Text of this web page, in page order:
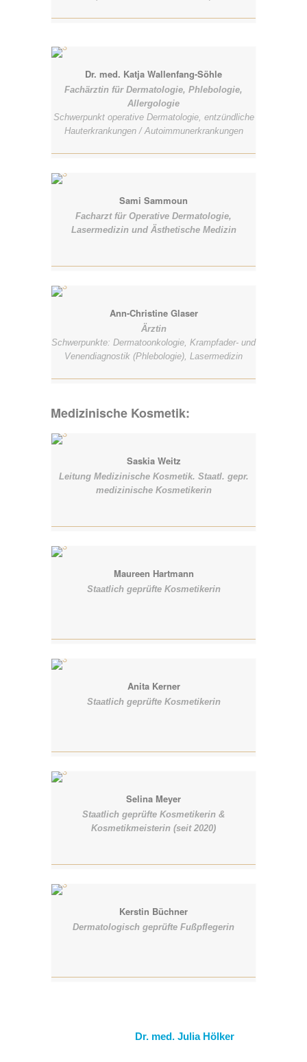
Dr. med. Katja Wallenfang-Söhle
Fachärztin für Dermatologie, Phlebologie,
Allergologie
Schwerpunkt operative Dermatologie, entzündliche
Hauterkrankungen / Autoimmunerkrankungen
Sami Sammoun
Facharzt für Operative Dermatologie,
Lasermedizin und Ästhetische Medizin
Ann-Christine Glaser
Ärztin
Schwerpunkte: Dermatoonkologie, Krampfader- und
Venendiagnostik (Phlebologie), Lasermedizin
Medizinische Kosmetik:
Saskia Weitz
Leitung Medizinische Kosmetik. Staatl. gepr.
medizinische Kosmetikerin
Maureen Hartmann
Staatlich geprüfte Kosmetikerin
Anita Kerner
Staatlich geprüfte Kosmetikerin
Selina Meyer
Staatlich geprüfte Kosmetikerin &
Kosmetikmeisterin (seit 2020)
Kerstin Büchner
Dermatologisch geprüfte Fußpflegerin
Dr. med. Julia Hölker